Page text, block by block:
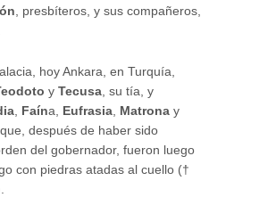
, presbíteros, y sus compañeros,
hoy Ankara, en Turquía,
y Tecusa , su tía, y
Faína, Eufrasia Matrona y
que, después de haber sido
del gobernador, fueron luego
con piedras atadas al cuello (†